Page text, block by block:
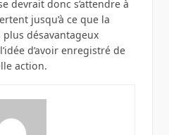
devrait donc s’attendre à
jusqu’à ce que la
plus désavantageux
d’avoir enregistré de
action.